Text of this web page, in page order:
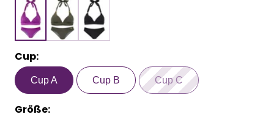
Cup:
Cup A Cup B Cup C
Größe: